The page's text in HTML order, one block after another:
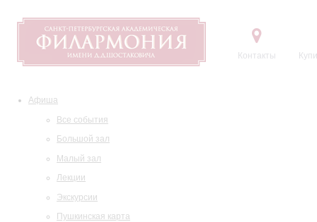
Контакты
Афиша
Все события
Большой зал
Малый зал
Лекции
Экскурсии
Пушкинская карта